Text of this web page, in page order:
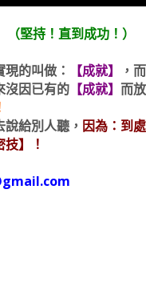
（堅持！直到成功！）
的叫做： 【成就】
，而
沒因已有的 【成就】 而放
給別人聽， 因為：到處
】！